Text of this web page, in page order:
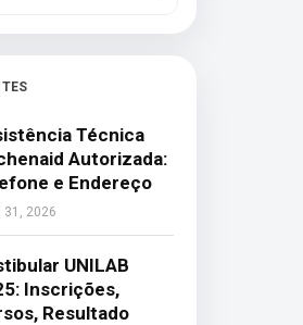
Técnica
Autorizada:
e Endereço
31, 2026
UNILAB
Inscrições,
Resultado